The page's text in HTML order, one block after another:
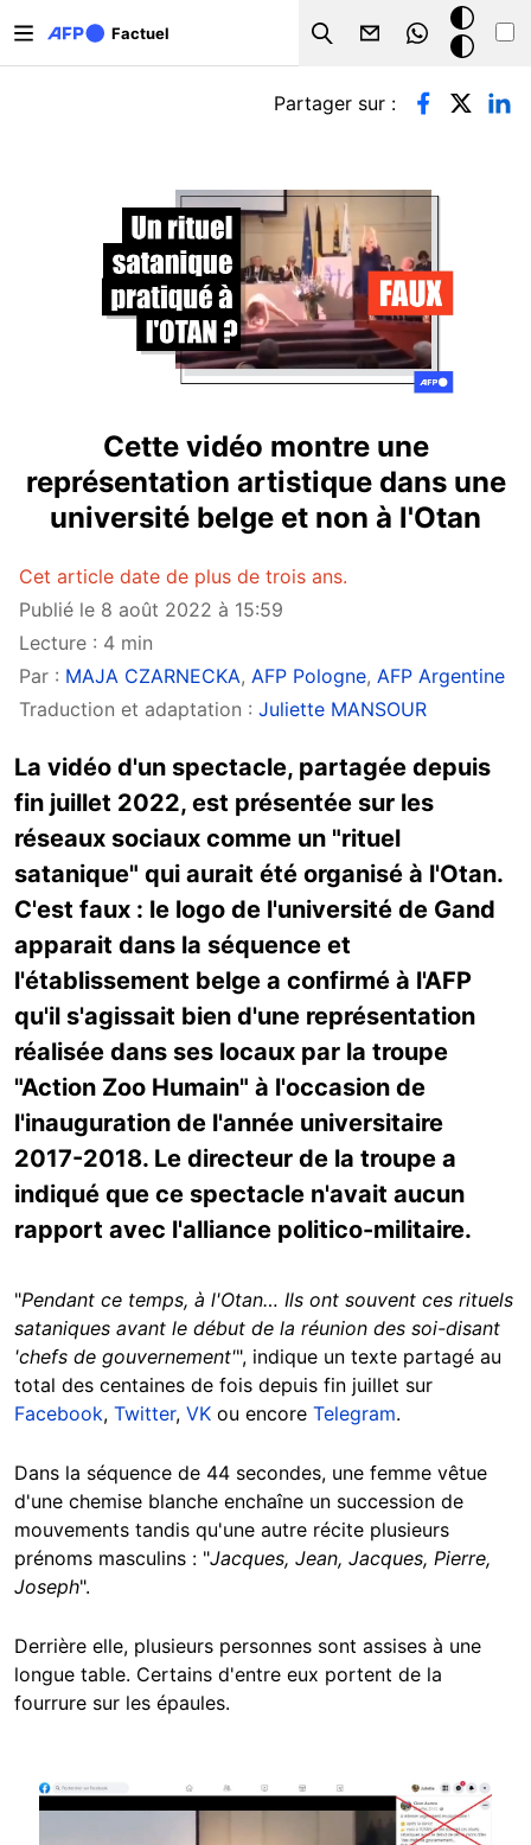
Factuel
Search
Mode
sombre
Onglets principaux
Partager sur :
Cette vidéo montre une
représentation artistique dans une
université belge et non à l'Otan
Cet article date de plus de trois ans.
Publié le 8 août 2022 à 15:59
Lecture : 4 min
Par : MAJA CZARNECKA, AFP Pologne, AFP Argentine
Traduction et adaptation : Juliette MANSOUR
La vidéo d'un spectacle, partagée depuis
fin juillet 2022, est présentée sur les
réseaux sociaux comme un "rituel
satanique" qui aurait été organisé à l'Otan.
C'est faux : le logo de l'université de Gand
apparait dans la séquence et
l'établissement belge a confirmé à l'AFP
qu'il s'agissait bien d'une représentation
réalisée dans ses locaux par la troupe
"Action Zoo Humain" à l'occasion de
l'inauguration de l'année universitaire
2017-2018. Le directeur de la troupe a
indiqué que ce spectacle n'avait aucun
rapport avec l'alliance politico-militaire.
"Pendant ce temps, à l'Otan… Ils ont souvent ces rituels
sataniques avant le début de la réunion des soi-disant
'chefs de gouvernement'", indique un texte partagé au
total des centaines de fois depuis fin juillet sur
Facebook, Twitter, VK ou encore Telegram.
Dans la séquence de 44 secondes, une femme vêtue
d'une chemise blanche enchaîne un succession de
mouvements tandis qu'une autre récite plusieurs
prénoms masculins : "Jacques, Jean, Jacques, Pierre,
Joseph".
Derrière elle, plusieurs personnes sont assises à une
longue table. Certains d'entre eux portent de la
fourrure sur les épaules.
Image